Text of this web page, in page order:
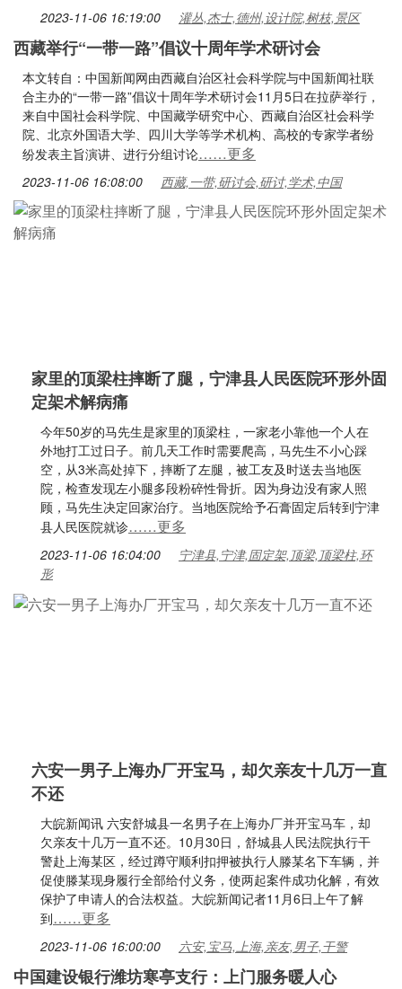
2023-11-06 16:19:00 灌丛,杰士,德州,设计院,树枝,景区
西藏举行“一带一路”倡议十周年学术研讨会
本文转自：中国新闻网由西藏自治区社会科学院与中国新闻社联
合主办的“一带一路”倡议十周年学术研讨会11月5日在拉萨举行，
来自中国社会科学院、中国藏学研究中心、西藏自治区社会科学
院、北京外国语大学、四川大学等学术机构、高校的专家学者纷
纷发表主旨演讲、进行分组讨论……更多
2023-11-06 16:08:00 西藏,一带,研讨会,研讨,学术,中国
家里的顶梁柱摔断了腿，宁津县人民医院环形外固
定架术解病痛
今年50岁的马先生是家里的顶梁柱，一家老小靠他一个人在
外地打工过日子。前几天工作时需要爬高，马先生不小心踩
空，从3米高处掉下，摔断了左腿，被工友及时送去当地医
院，检查发现左小腿多段粉碎性骨折。因为身边没有家人照
顾，马先生决定回家治疗。当地医院给予石膏固定后转到宁津
县人民医院就诊……更多
2023-11-06 16:04:00
宁津县,宁津,固定架,顶梁,顶梁柱,环
形
六安一男子上海办厂开宝马，却欠亲友十几万一直
不还
大皖新闻讯 六安舒城县一名男子在上海办厂并开宝马车，却
欠亲友十几万一直不还。10月30日，舒城县人民法院执行干
警赴上海某区，经过蹲守顺利扣押被执行人滕某名下车辆，并
促使滕某现身履行全部给付义务，使两起案件成功化解，有效
保护了申请人的合法权益。大皖新闻记者11月6日上午了解
到……更多
2023-11-06 16:00:00 六安,宝马,上海,亲友,男子,干警
中国建设银行潍坊寒亭支行：上门服务暖人心